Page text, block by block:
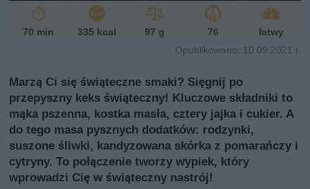
70 min 335 kcal 97 g 76
łatwy
Opublikowano: 10.09.2021 r.
Marzą Ci się świąteczne smaki? Sięgnij po
przepyszny keks świąteczny! Kluczowe składniki to
mąka pszenna, kostka masła, cztery jajka i cukier. A
do tego masa pysznych dodatków: rodzynki,
suszone śliwki, kandyzowana skórka z pomarańczy i
cytryny. To połączenie tworzy wypiek, który
wprowadzi Cię w świąteczny nastrój!